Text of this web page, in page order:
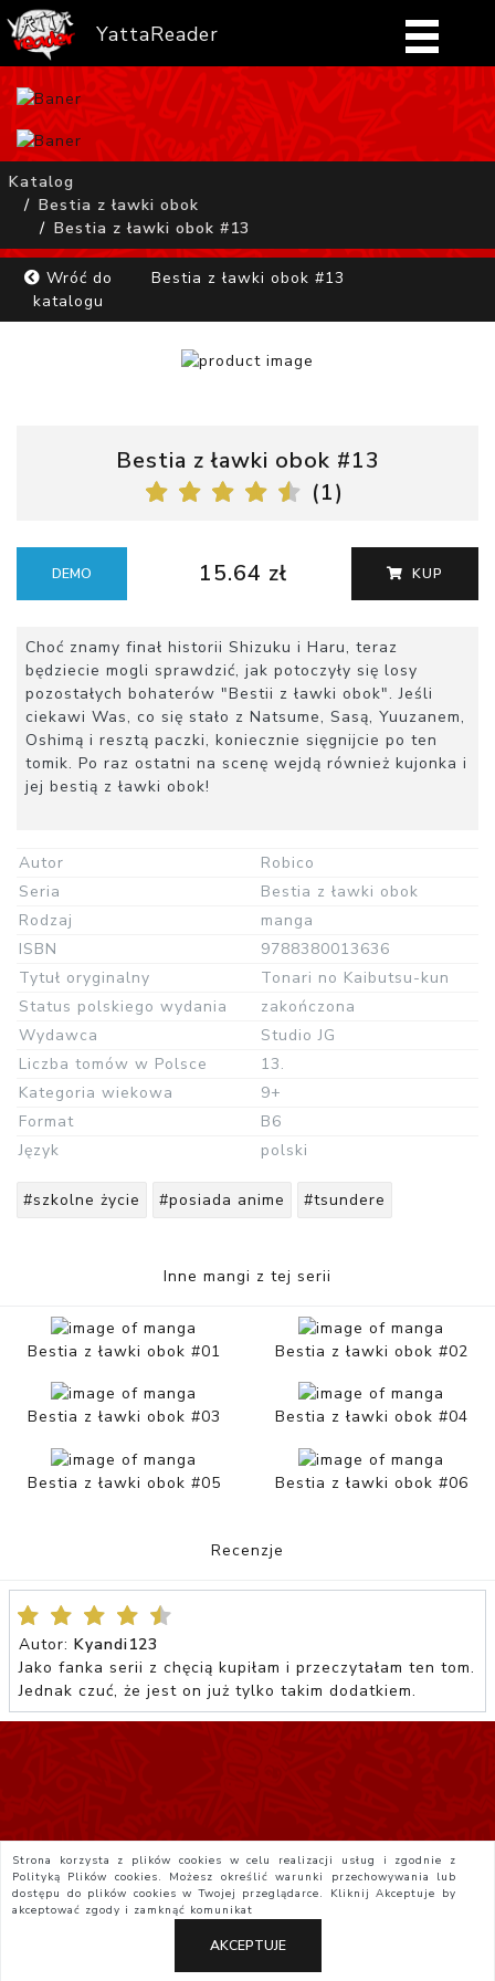
YattaReader
Home
FAQ
Mangi
Katalog
Bestia z ławki obok
Bestia z ławki obok #13
Wróć do
katalogu
Bestia z ławki obok #13
Bestia z ławki obok #13
(1)
DEMO 15.64 zł KUP
Choć znamy finał historii Shizuku i Haru, teraz
będziecie mogli sprawdzić, jak potoczyły się losy
pozostałych bohaterów "Bestii z ławki obok". Jeśli
ciekawi Was, co się stało z Natsume, Sasą, Yuuzanem,
Oshimą i resztą paczki, koniecznie sięgnijcie po ten
tomik. Po raz ostatni na scenę wejdą również kujonka i
jej bestią z ławki obok!
Autor
Robico
Seria
Bestia z ławki obok
Rodzaj
manga
ISBN
9788380013636
Tytuł oryginalny
Tonari no Kaibutsu-kun
Status polskiego wydania
zakończona
Wydawca
Studio JG
Liczba tomów w Polsce
13.
Kategoria wiekowa
9+
Format
B6
Język
polski
#szkolne życie #posiada anime #tsundere
Inne mangi z tej serii
Bestia z ławki obok #01 Bestia z ławki obok #02
Bestia z ławki obok #03 Bestia z ławki obok #04
Bestia z ławki obok #05 Bestia z ławki obok #06
Recenzje
Autor: Kyandi123
Jako fanka serii z chęcią kupiłam i przeczytałam ten tom.
Jednak czuć, że jest on już tylko takim dodatkiem.
Strona korzysta z plików cookies w celu realizacji usług i zgodnie z
Polityką Plików cookies. Możesz określić warunki przechowywania lub
dostępu do plików cookies w Twojej przeglądarce. KliknijAkceptuje by
akceptować zgody i zamknąć komunikat
AKCEPTUJE